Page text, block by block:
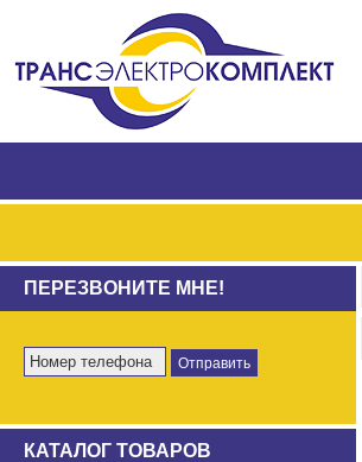
ПЕРЕЗВОНИТЕ МНЕ!
КАТАЛОГ ТОВАРОВ